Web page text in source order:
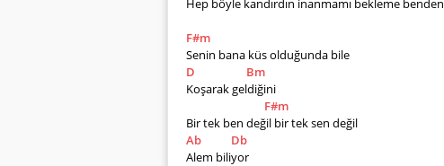
Hep böyle kandırdın inanmamı bekleme benden
F#m
Senin bana küs olduğunda bile
D
Bm
Koşarak geldiğini
F#m
Bir tek ben değil bir tek sen değil
Ab
Db
Alem biliyor